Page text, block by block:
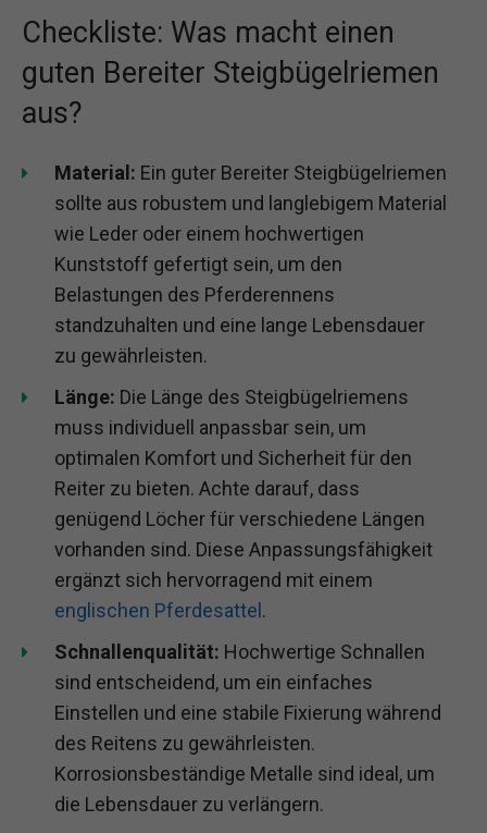
Checkliste: Was macht einen
guten Bereiter Steigbügelriemen
aus?
Material: Ein guter Bereiter Steigbügelriemen
sollte aus robustem und langlebigem Material
wie Leder oder einem hochwertigen
Kunststoff gefertigt sein, um den
Belastungen des Pferderennens
standzuhalten und eine lange Lebensdauer
zu gewährleisten.
Länge: Die Länge des Steigbügelriemens
muss individuell anpassbar sein, um
optimalen Komfort und Sicherheit für den
Reiter zu bieten. Achte darauf, dass
genügend Löcher für verschiedene Längen
vorhanden sind. Diese Anpassungsfähigkeit
ergänzt sich hervorragend mit einem
englischen Pferdesattel .
Schnallenqualität: Hochwertige Schnallen
sind entscheidend, um ein einfaches
Einstellen und eine stabile Fixierung während
des Reitens zu gewährleisten.
Korrosionsbeständige Metalle sind ideal, um
die Lebensdauer zu verlängern.